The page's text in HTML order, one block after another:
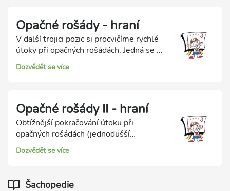
útoku!
Opačné rošády - hraní
V další trojici pozic si procvičíme rychlé
útoky při opačných rošádách. Jedná se o
vícetahová řešení, kdy budeme hrát celý
útok tah po tahu až do matového konce.
Dozvědět se více
Opačné rošády II - hraní
Obtížnější pokračování útoku při
opačných rošádách (jednodušší
procvičování bylo v sérii Hraní útoků na
krále). Naším úkolem jsou vícetahová
po tahu až do vítězného závěru.
Dozvědět se více
Šachopedie